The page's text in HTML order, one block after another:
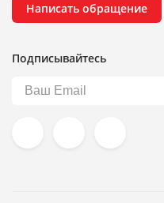
Написать обращение
Подписывайтесь